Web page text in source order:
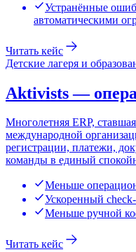
Устранённые
автоматическими
Читать кейс
Детские лагеря и
Aktivists —
Многолетняя ERP,
международной
регистрации, платежи,
команды в единый
Меньше
Ускоренный
Меньше ручной
Читать кейс